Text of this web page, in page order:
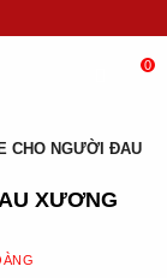
0
CHO NGƯỜI ĐAU
XƯƠNG